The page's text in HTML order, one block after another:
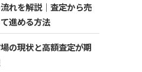
れを解説｜査定から売
進める方法
の現状と高額査定が期